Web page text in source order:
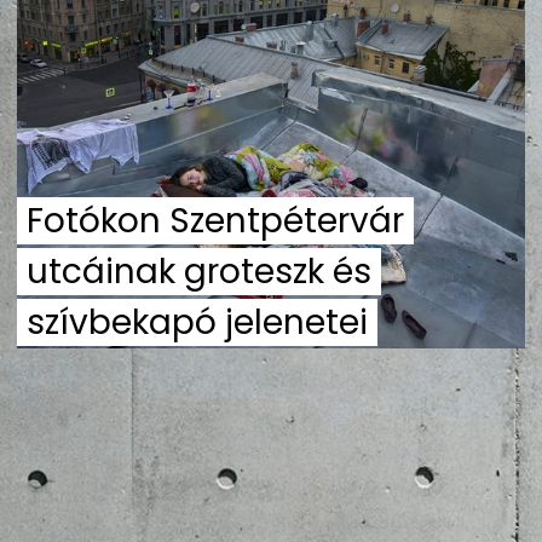
ZENE
MÉDIAAJÁNLAT
IMPRESSZUM
PR-ARCHÍVUM
ADATKEZELÉSI TÁJÉKOZTATÓ
Fotókon Szentpétervár
utcáinak groteszk és
szívbekapó jelenetei